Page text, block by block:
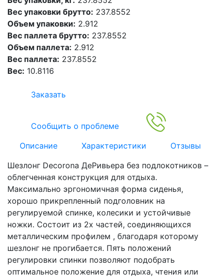
Вес упаковки брутто: 237.8552
Объем упаковки: 2.912
Вес паллета брутто: 237.8552
Объем паллета: 2.912
Вес паллета: 237.8552
Вес: 10.8116
Заказать
Сообщить о проблеме
Описание
Характеристики
Отзывы
Шезлонг Decorona ДеРивьера без подлокотников –
облегченная конструкция для отдыха.
Максимально эргономичная форма сиденья,
хорошо прикрепленный подголовник на
регулируемой спинке, колесики и устойчивые
ножки. Состоит из 2х частей, соединяющихся
металлическим профилем , благодаря которому
шезлонг не прогибается. Пять положений
регулировки спинки позволяют подобрать
оптимальное положение для отдыха, чтения или